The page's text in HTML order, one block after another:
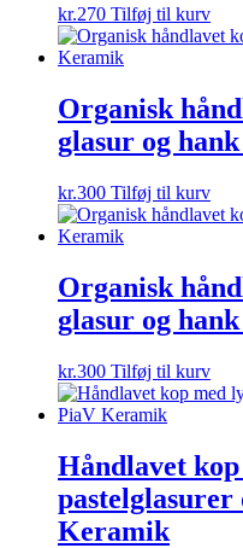
kr.270 Tilføj til kurv
Organisk
glasur og
kr.300 Tilføj til kurv
Organisk
glasur og
kr.300 Tilføj til kurv
Håndlavet
pastelglasurer
Keramik